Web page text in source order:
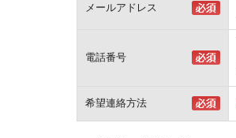
メールアドレス
電話番号
希望連絡方法